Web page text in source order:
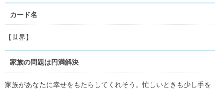
カード名
【世界】
家族の問題は円満解決
家族があなたに幸せをもたらしてくれそう。忙しいときも少し手を